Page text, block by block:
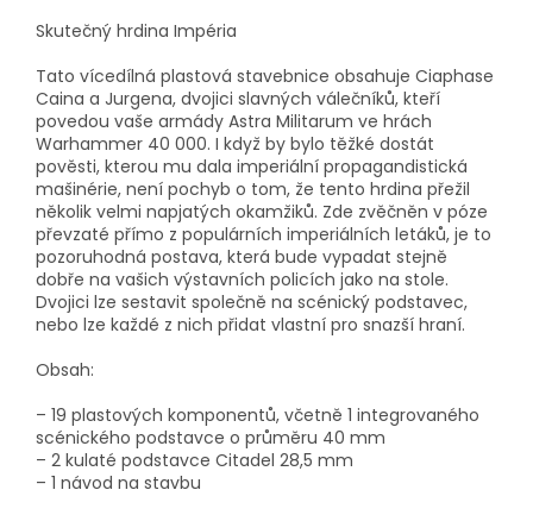
Skutečný hrdina Impéria
Tato vícedílná plastová stavebnice obsahuje Ciaphase
Caina a Jurgena, dvojici slavných válečníků, kteří
povedou vaše armády Astra Militarum ve hrách
Warhammer 40 000. I když by bylo těžké dostát
pověsti, kterou mu dala imperiální propagandistická
mašinérie, není pochyb o tom, že tento hrdina přežil
několik velmi napjatých okamžiků. Zde zvěčněn v póze
převzaté přímo z populárních imperiálních letáků, je to
pozoruhodná postava, která bude vypadat stejně
dobře na vašich výstavních policích jako na stole.
Dvojici lze sestavit společně na scénický podstavec,
nebo lze každé z nich přidat vlastní pro snazší hraní.
Obsah:
– 19 plastových komponentů, včetně 1 integrovaného
scénického podstavce o průměru 40 mm
– 2 kulaté podstavce Citadel 28,5 mm
– 1 návod na stavbu